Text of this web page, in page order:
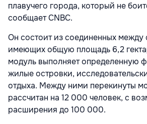
плавучего города, который не
сообщает CNBC.
Он состоит из соединенных
имеющих общую площадь 6,2
модуль выполняет определенную
жилые островки,
отдыха. Между ними перекинуты
рассчитан на 12 000 человек, с
расширения до 100 000.